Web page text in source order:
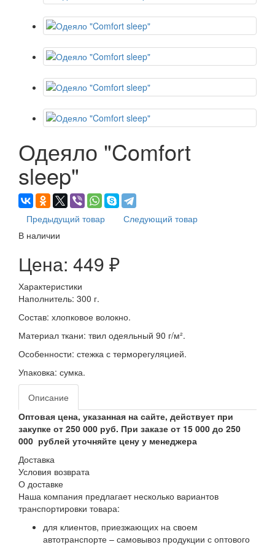
Одеяло "Comfort
sleep"
Предыдущий товар
Следующий товар
В наличии
Цена: 449 ₽
Характеристики
Наполнитель: 300 г.
Состав: хлопковое волокно.
Материал ткани: твил одеяльный 90 г/м².
Особенности: стежка с терморегуляцией.
Упаковка: сумка.
Описание
Оптовая цена, указанная на сайте, действует при
закупке от 250 000 руб. При заказе от 15 000 до 250
000 рублей уточняйте цену у менеджера
Доставка
Условия возврата
О доставке
Наша компания предлагает несколько вариантов
транспортировки товара:
для клиентов, приезжающих на своем
автотранспорте – самовывоз продукции с оптового